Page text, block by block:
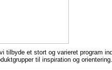
tilbyde et stort og varieret program
til inspiration og orientering.